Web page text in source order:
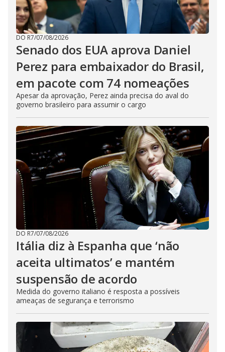
DO R7/07/08/2026
Senado dos EUA aprova Daniel
Perez para embaixador do Brasil,
em pacote com 74 nomeações
Apesar da aprovação, Perez ainda precisa do aval do
governo brasileiro para assumir o cargo
DO R7/07/08/2026
Itália diz à Espanha que ‘não
aceita ultimatos’ e mantém
suspensão de acordo
Medida do governo italiano é resposta a possíveis
ameaças de segurança e terrorismo